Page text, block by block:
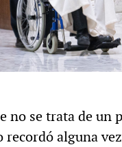
no se trata de
alguna